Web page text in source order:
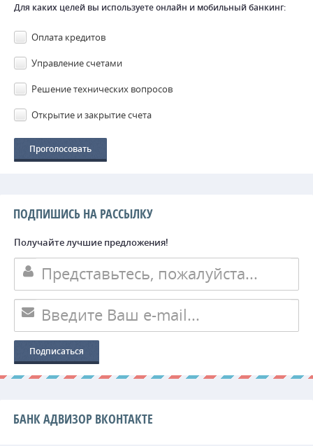
Для каких целей вы используете онлайн и мобильный банкинг:
Оплата кредитов
Управление счетами
Решение технических вопросов
Открытие и закрытие счета
ПОДПИШИСЬ НА РАССЫЛКУ
Получайте лучшие предложения!
БАНК АДВИЗОР ВКОНТАКТЕ